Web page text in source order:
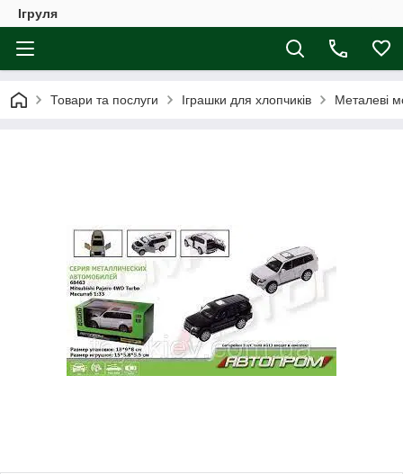
Ігруля
Товари та послуги Іграшки для хлопчиків Металеві